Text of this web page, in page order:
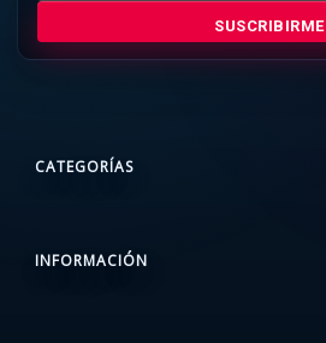
SUSCRIBIRME
CATEGORÍAS
INFORMACIÓN